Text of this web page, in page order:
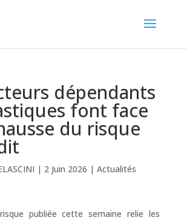
dépendants
font face
du risque
| 2 Juin 2026 | Actualités
publiée cette semaine relie les